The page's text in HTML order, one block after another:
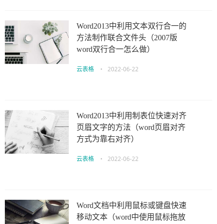
Word2013中利用文本双行合一的
方法制作联合文件头（2007版
word双行合一怎么做）
云表格 • 2022-06-22
Word2013中利用制表位快速对齐
页眉文字的方法（word页眉对齐
方式为靠右对齐）
云表格 • 2022-06-22
Word文档中利用鼠标或键盘快速
移动文本（word中使用鼠标拖放